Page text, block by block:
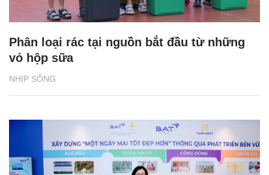
NHỊP SỐNG
Phân loại rác tại nguồn bắt đầu từ những
vỏ hộp sữa